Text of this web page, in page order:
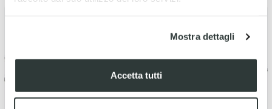
Mostra dettagli
Accetta tutti